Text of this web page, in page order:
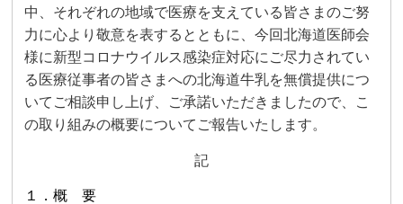
中、それぞれの地域で医療を支えている皆さまのご努
力に心より敬意を表するとともに、今回北海道医師会
様に新型コロナウイルス感染症対応にご尽力されてい
る医療従事者の皆さまへの北海道牛乳を無償提供につ
いてご相談申し上げ、ご承諾いただきましたので、こ
の取り組みの概要についてご報告いたします。
記
１．概 要